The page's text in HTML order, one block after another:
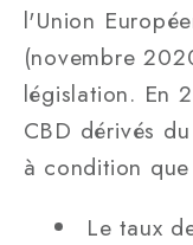
l'Union
(novembre
législation. En
CBD dérivés
à condition
Le taux